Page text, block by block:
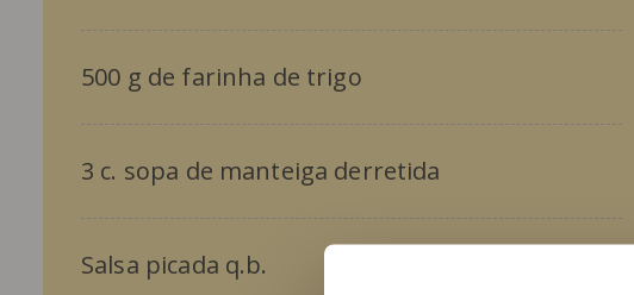
500 g de farinha de trigo
3 c. sopa de manteiga derretida
Salsa picada q.b.